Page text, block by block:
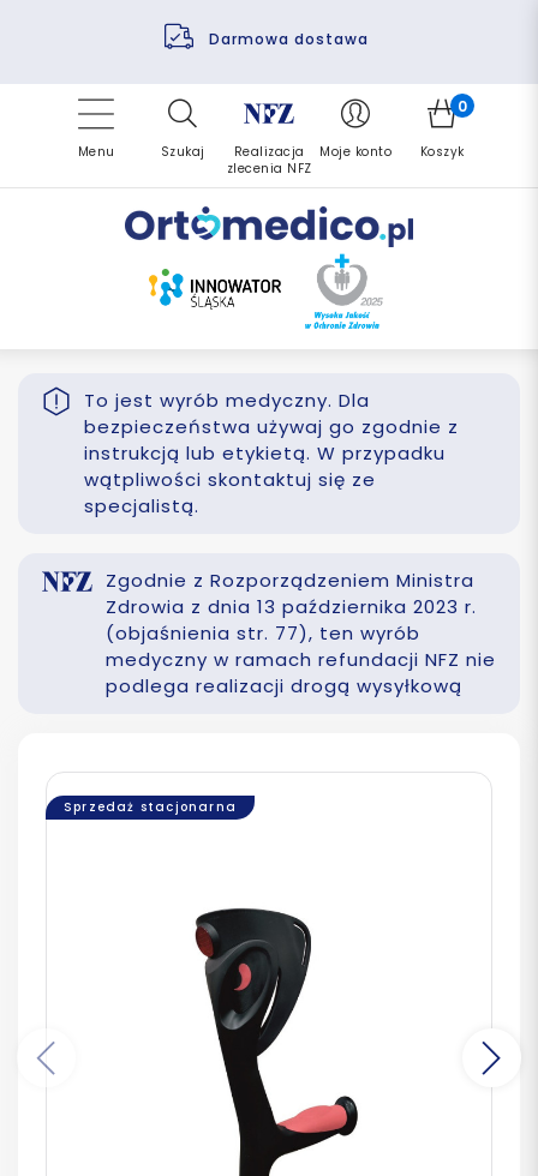
Darmowa dostawa
Pomoc fizjoterapeuty
Finansowanie PFRON
Refundacja NFZ
Zrealizuj zlecenie ponownie
Menu Szukaj
Realizacja
zlecenia NFZ
Moje konto
0
Koszyk
To jest wyrób medyczny. Dla
bezpieczeństwa używaj go zgodnie z
instrukcją lub etykietą. W przypadku
wątpliwości skontaktuj się ze
specjalistą.
Zgodnie z Rozporządzeniem Ministra
Zdrowia z dnia 13 października 2023 r.
(objaśnienia str. 77), ten wyrób
medyczny w ramach refundacji NFZ nie
podlega realizacji drogą wysyłkową
Sprzedaż stacjonarna
Poprzedni